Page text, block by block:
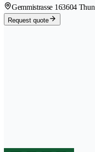
Gemmistrasse 163604 Thun
Request quote